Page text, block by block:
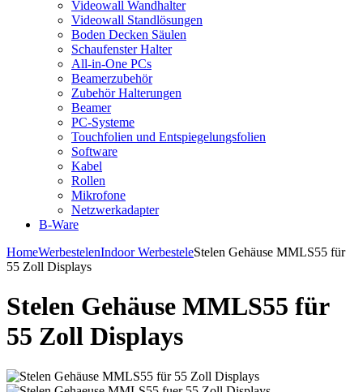
Videowall Wandhalter
Videowall Standlösungen
Boden Decken Säulen
Schaufenster Halter
All-in-One PCs
Beamerzubehör
Zubehör Halterungen
Beamer
PC-Systeme
Touchfolien und Entspiegelungsfolien
Software
Kabel
Rollen
Mikrofone
Netzwerkadapter
B-Ware
HomeWerbestelenIndoor WerbesteleStelen Gehäuse MMLS55 für
55 Zoll Displays
Stelen Gehäuse MMLS55 für
55 Zoll Displays